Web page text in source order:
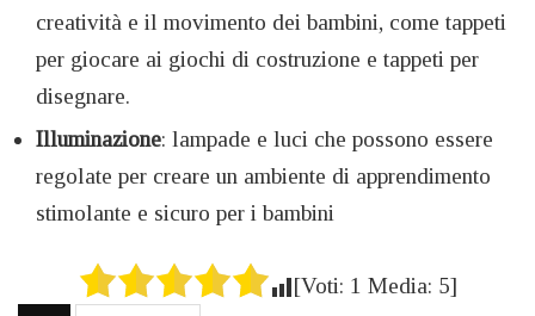
creatività e il movimento dei bambini, come tappeti
per giocare ai giochi di costruzione e tappeti per
disegnare.
Illuminazione: lampade e luci che possono essere
regolate per creare un ambiente di apprendimento
stimolante e sicuro per i bambini
[Voti: 1 Media: 5]